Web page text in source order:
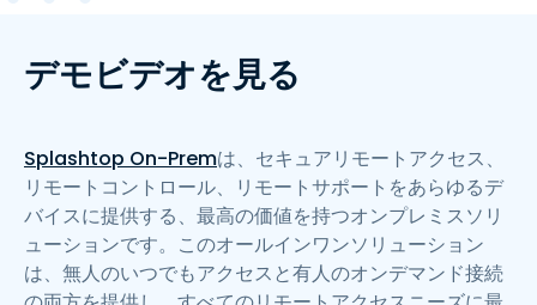
デモビデオを見る
Splashtop On-Premは、セキュアリモートアクセス、
リモートコントロール、リモートサポートをあらゆるデ
バイスに提供する、最高の価値を持つオンプレミスソリ
ューションです。このオールインワンソリューション
は、無人のいつでもアクセスと有人のオンデマンド接続